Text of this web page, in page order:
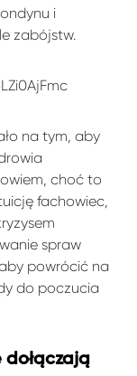
i
zabójstw.
na tym, aby
choć to
fachowiec,
spraw
powrócić na
do poczucia